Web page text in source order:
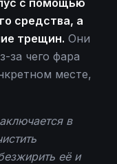
с помощью
средства, а
трещин. Они
за чего фара
месте,
в
её и